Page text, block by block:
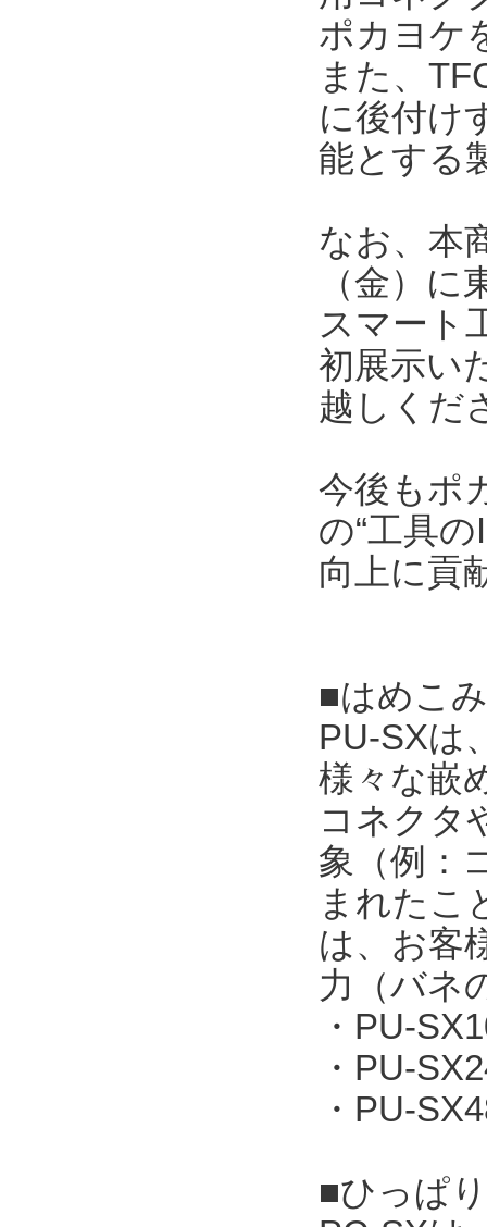
ポカヨケ
また、
に後付け
能とする
なお、本
（金）
スマート
初展示い
越しくだ
今後もポ
の“工具
向上に貢
■はめこ
PU-SXは
様々な嵌
コネクタ
象（例：
まれたこ
は、お客
力（バネ
・PU-
・PU-
・PU-
■ひっぱ